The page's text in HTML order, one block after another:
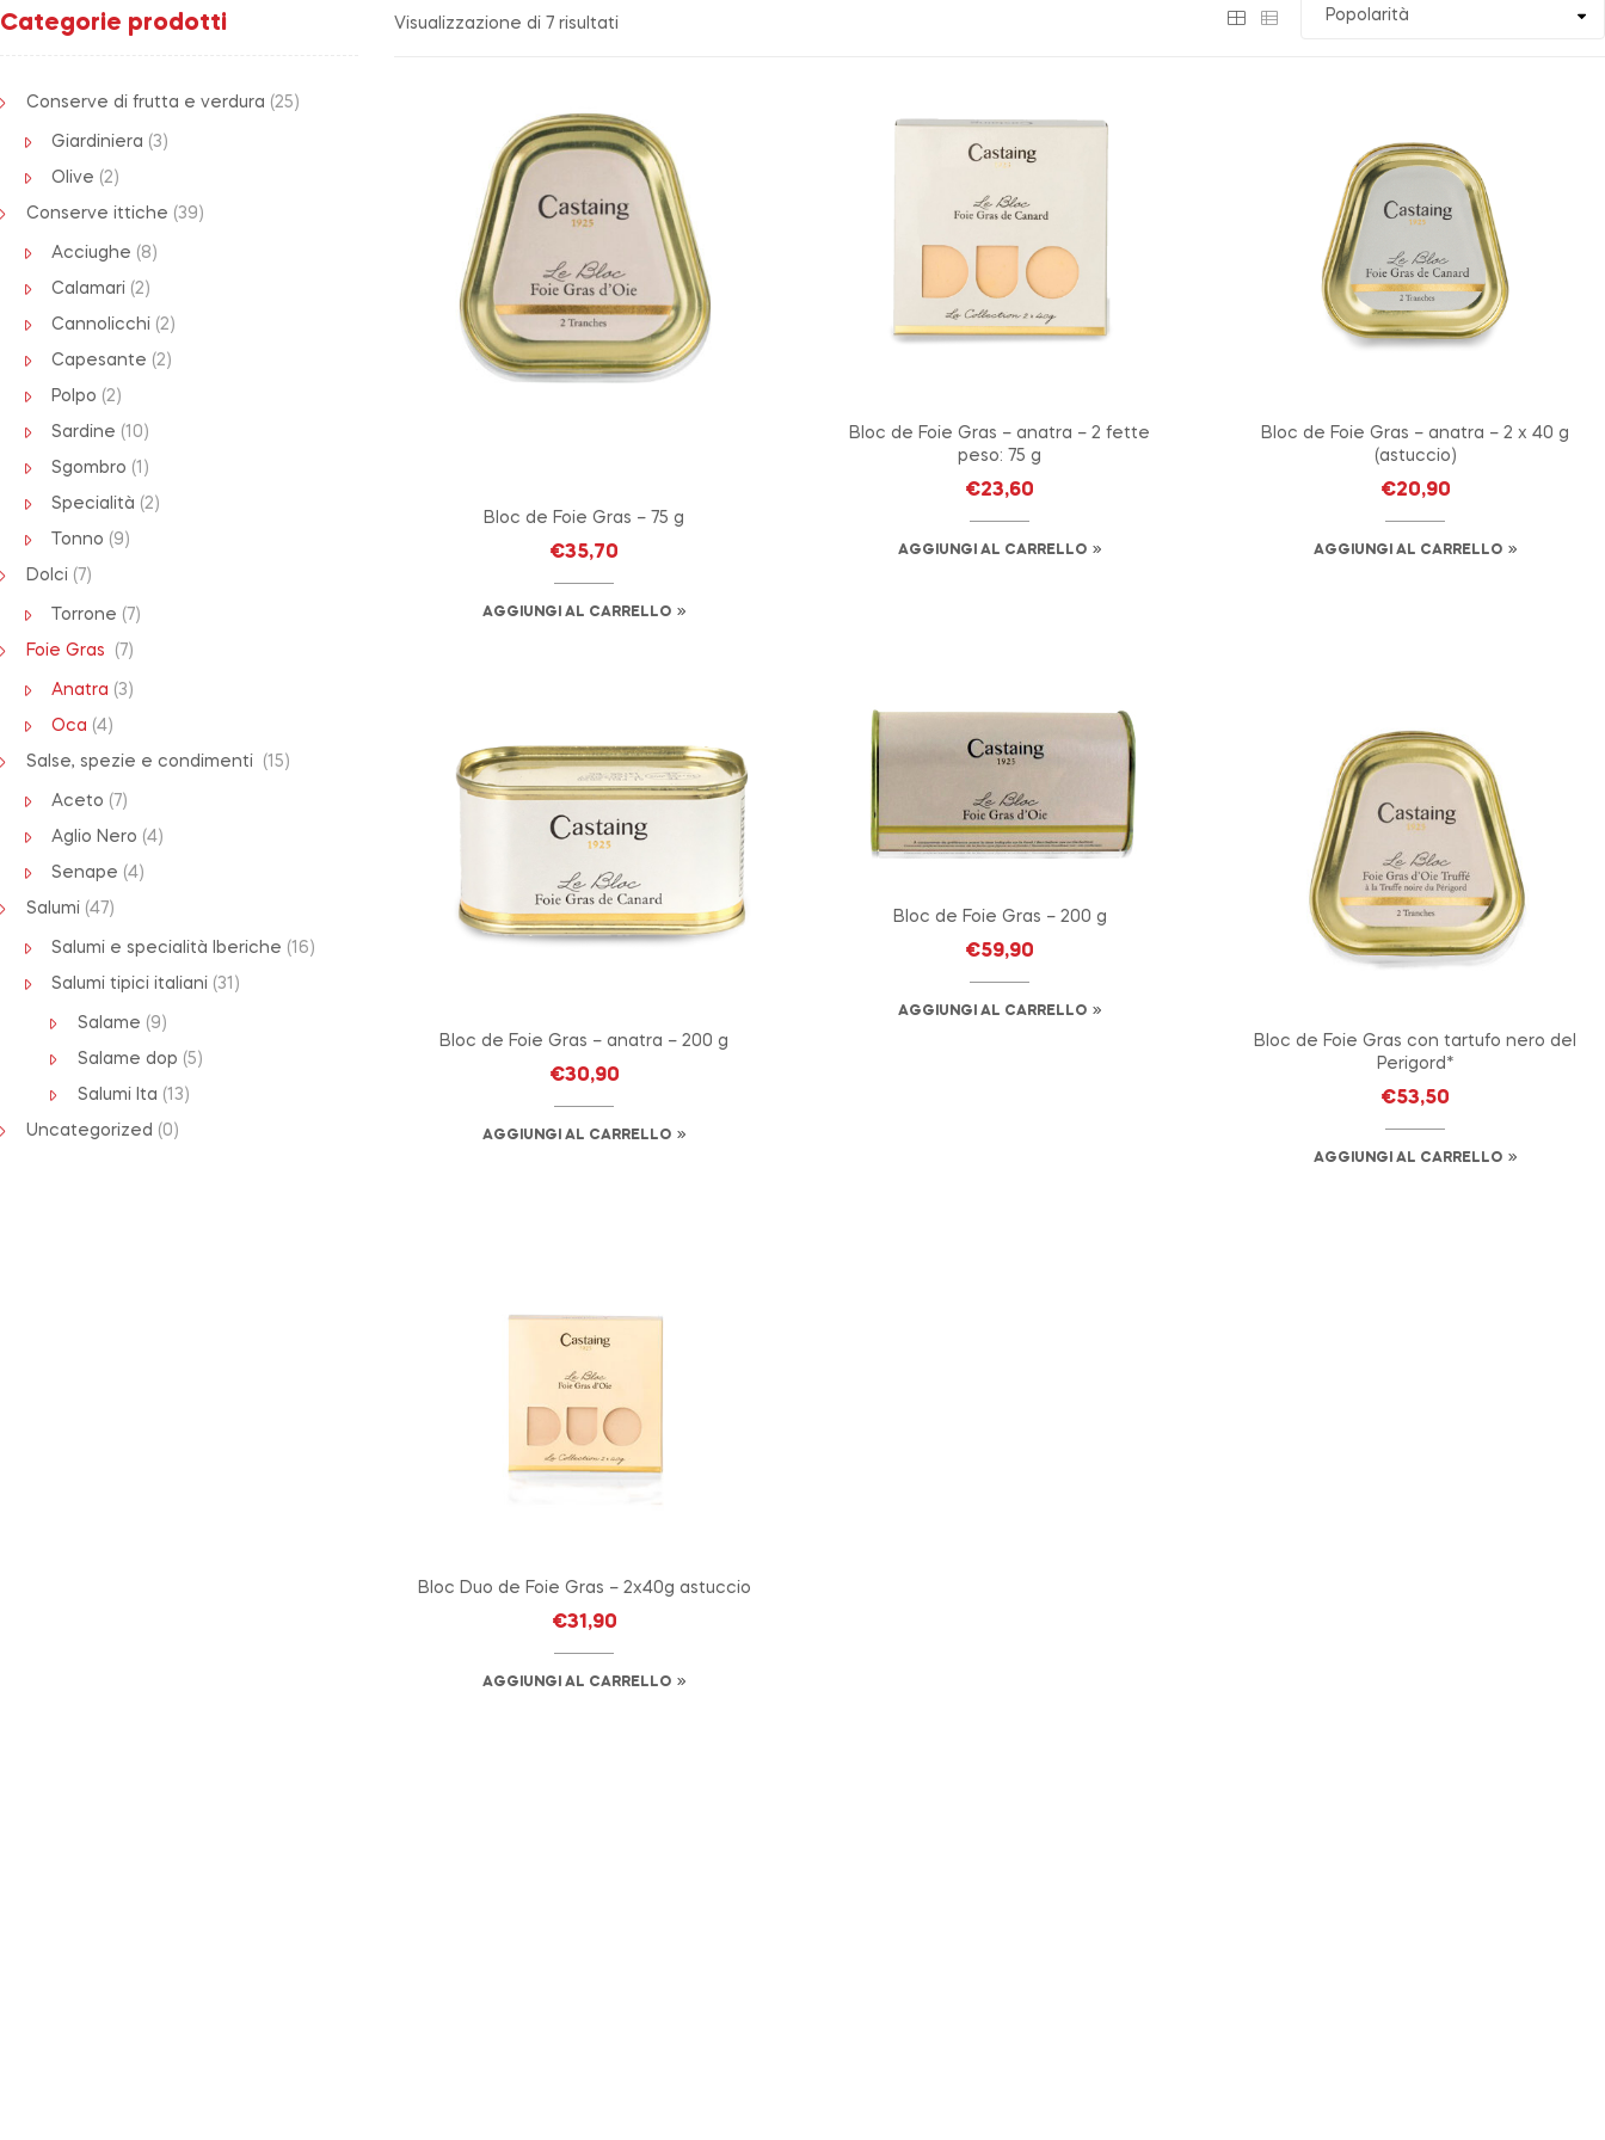
Visualizzazione di 7 risultati
Bloc de Foie Gras – 75 g
€35,70
AGGIUNGI AL CARRELLO
Bloc de Foie Gras – anatra – 2 fette
peso: 75 g
€23,60
AGGIUNGI AL CARRELLO
Bloc de Foie Gras – anatra – 2 x 40 g
(astuccio)
€20,90
AGGIUNGI AL CARRELLO
Bloc de Foie Gras – anatra – 200 g
€30,90
AGGIUNGI AL CARRELLO
Bloc de Foie Gras – 200 g
€59,90
AGGIUNGI AL CARRELLO
Bloc de Foie Gras con tartufo nero del
Perigord*
€53,50
AGGIUNGI AL CARRELLO
Bloc Duo de Foie Gras – 2x40g astuccio
€31,90
AGGIUNGI AL CARRELLO
Categorie prodotti
Conserve di frutta e verdura (25)
Giardiniera (3)
Olive (2)
Conserve ittiche (39)
Acciughe (8)
Calamari (2)
Cannolicchi (2)
Capesante (2)
Polpo (2)
Sardine (10)
Sgombro (1)
Specialità (2)
Tonno (9)
Dolci (7)
Torrone (7)
Foie Gras (7)
Anatra (3)
Oca (4)
Salse, spezie e condimenti (15)
Aceto (7)
Aglio Nero (4)
Senape (4)
Salumi (47)
Salumi e specialità Iberiche (16)
Salumi tipici italiani (31)
Salame (9)
Salame dop (5)
Salumi Ita (13)
Uncategorized (0)